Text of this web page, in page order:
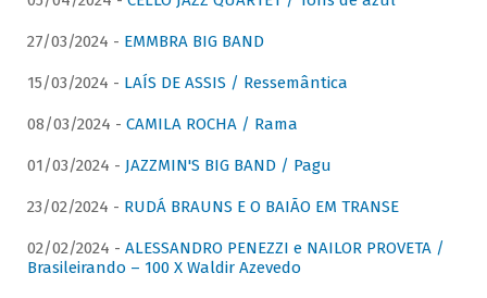
27/03/2024 - EMMBRA BIG BAND
15/03/2024 - LAÍS DE ASSIS / Ressemântica
08/03/2024 - CAMILA ROCHA / Rama
01/03/2024 - JAZZMIN'S BIG BAND / Pagu
23/02/2024 - RUDÁ BRAUNS E O BAIÃO EM TRANSE
02/02/2024 - ALESSANDRO PENEZZI e NAILOR PROVETA /
Brasileirando – 100 X Waldir Azevedo